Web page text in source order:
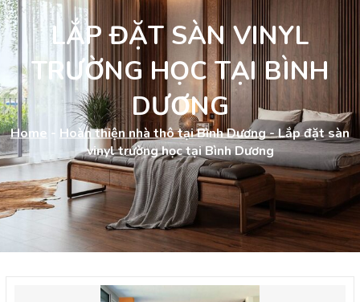
LẮP ĐẶT SÀN VINYL
TRƯỜNG HỌC TẠI BÌNH
DƯƠNG
Home - Hoàn thiện nhà thô tại Bình Dương-Lắp đặt sàn
vinyl trường học tại Bình Dương